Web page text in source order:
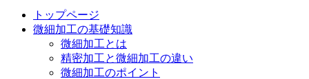
トップページ
微細加工の基礎知識
微細加工とは
精密加工と微細加工の違い
微細加工のポイント